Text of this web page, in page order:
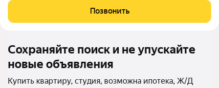
дизайнерским ремонтом на улице Стромынка, 21к2. Эта студия
идеально подойдёт для молодых
Позвонить
Сохраняйте поиск и не упускайте
новые объявления
Купить квартиру, студия, возможна ипотека, Ж/Д